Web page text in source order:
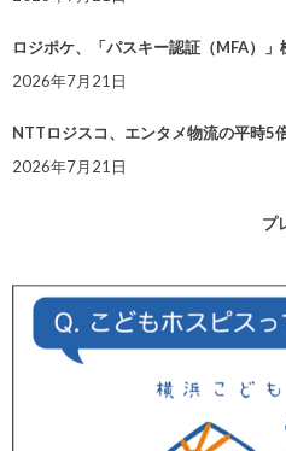
ロジポケ、「パスキー認証（MFA）」
2026年7月21日
NTTロジスコ、エンタメ物流の平時
2026年7月21日
プ